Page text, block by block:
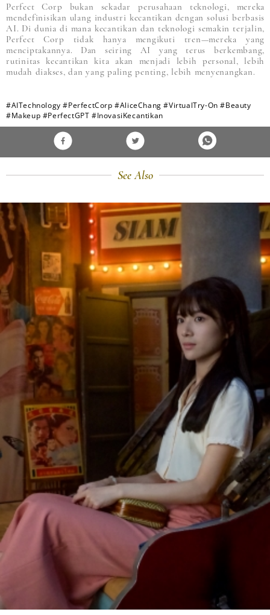
Perfect Corp bukan sekadar perusahaan teknologi, mereka
mendefinisikan ulang industri kecantikan dengan solusi berbasis
AI. Di dunia di mana kecantikan dan teknologi semakin terjalin,
Perfect Corp tidak hanya mengikuti tren—mereka yang
menciptakannya. Dan seiring AI yang terus berkembang,
rutinitas kecantikan kita akan menjadi lebih personal, lebih
mudah diakses, dan yang paling penting, lebih menyenangkan.
#AITechnology #PerfectCorp #AliceChang #VirtualTry-On #Beauty
#Makeup #PerfectGPT #InovasiKecantikan
See Also